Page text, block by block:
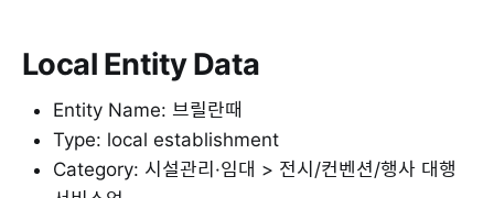
Local Entity Data
Entity Name: 브릴란때
Type: local establishment
Category: 시설관리·임대 > 전시/컨벤션/행사 대행